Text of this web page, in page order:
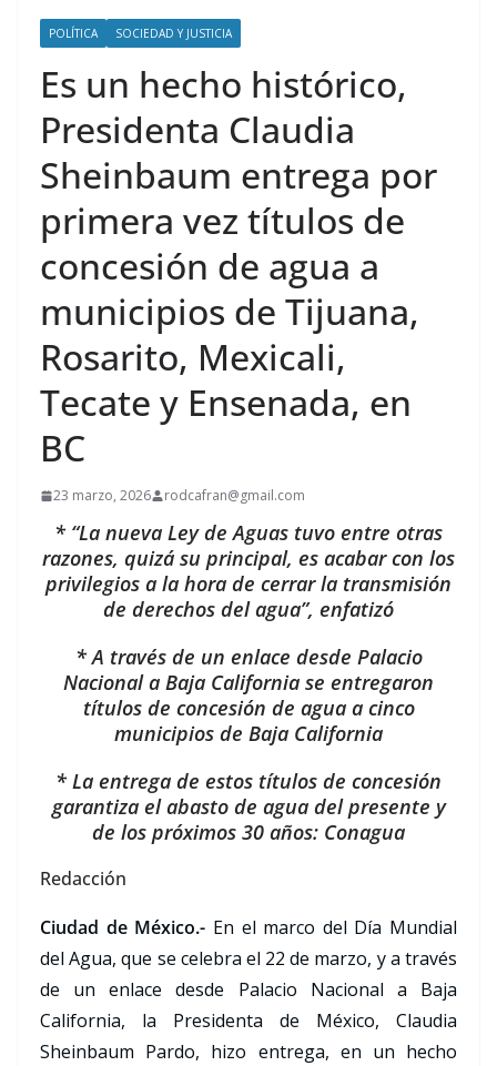
POLÍTICA SOCIEDAD Y JUSTICIA
Es un hecho histórico,
Presidenta Claudia
Sheinbaum entrega por
primera vez títulos de
concesión de agua a
municipios de Tijuana,
Rosarito, Mexicali,
Tecate y Ensenada, en
BC
23 marzo, 2026 rodcafran@gmail.com
* “La nueva Ley de Aguas tuvo entre otras
razones, quizá su principal, es acabar con los
privilegios a la hora de cerrar la transmisión
de derechos del agua”, enfatizó
* A través de un enlace desde Palacio
Nacional a Baja California se entregaron
títulos de concesión de agua a cinco
municipios de Baja California
* La entrega de estos títulos de concesión
garantiza el abasto de agua del presente y
de los próximos 30 años: Conagua
Redacción
Ciudad de México.- En el marco del Día Mundial
del Agua, que se celebra el 22 de marzo, y a través
de un enlace desde Palacio Nacional a Baja
California, la Presidenta de México, Claudia
Sheinbaum Pardo, hizo entrega, en un hecho